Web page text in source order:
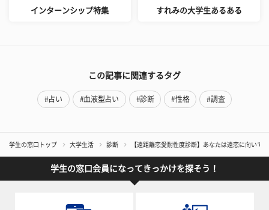
インターンシップ特集 すれみの大学生あるある
この記事に関連するタグ
#占い #血液型占い #診断 #性格 #調査
学生の窓口トップ 大学生活 診断 【遠距離恋愛耐性度診断】あなたは遠恋に向いて
学生の窓口会員になってきっかけを探そう！